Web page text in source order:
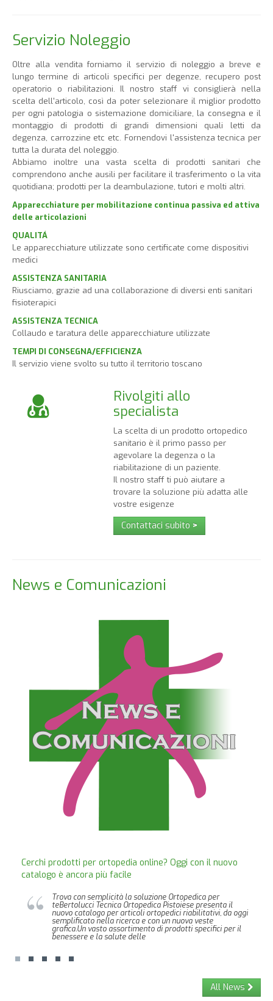
Servizio Noleggio
Oltre alla vendita forniamo il servizio di noleggio a breve e
lungo termine di articoli specifici per degenze, recupero post
operatorio o riabilitazioni. Il nostro staff vi consiglierà nella
scelta dell'articolo, così da poter selezionare il miglior prodotto
per ogni patologia o sistemazione domiciliare, la consegna e il
montaggio di prodotti di grandi dimensioni quali letti da
degenza, carrozzine etc etc. Fornendovi l'assistenza tecnica per
tutta la durata del noleggio.
Abbiamo inoltre una vasta scelta di prodotti sanitari che
comprendono anche ausili per facilitare il trasferimento o la vita
quotidiana; prodotti per la deambulazione, tutori e molti altri.
Apparecchiature per mobilitazione continua passiva ed attiva
delle articolazioni
QUALITÁ
Le apparecchiature utilizzate sono certificate come dispositivi
medici
ASSISTENZA SANITARIA
Riusciamo, grazie ad una collaborazione di diversi enti sanitari
fisioterapici
ASSISTENZA TECNICA
Collaudo e taratura delle apparecchiature utilizzate
TEMPI DI CONSEGNA/EFFICIENZA
Il servizio viene svolto su tutto il territorio toscano
Rivolgiti allo
specialista
La scelta di un prodotto ortopedico
sanitario è il primo passo per
agevolare la degenza o la
riabilitazione di un paziente.
Il nostro staff ti può aiutare a
trovare la soluzione più adatta alle
vostre esigenze
Contattaci subito >
News e Comunicazioni
Cerchi prodotti per ortopedia online? Oggi con il nuovo
catalogo è ancora più facile
Trova con semplicità la soluzione Ortopedica per
teBertolucci Tecnica Ortopedica Pistoiese presenta il
nuovo catalogo per articoli ortopedici riabilitativi, da oggi
semplificato nella ricerca e con un nuova veste
grafica.Un vasto assortimento di prodotti specifici per il
benessere e la salute delle
All News